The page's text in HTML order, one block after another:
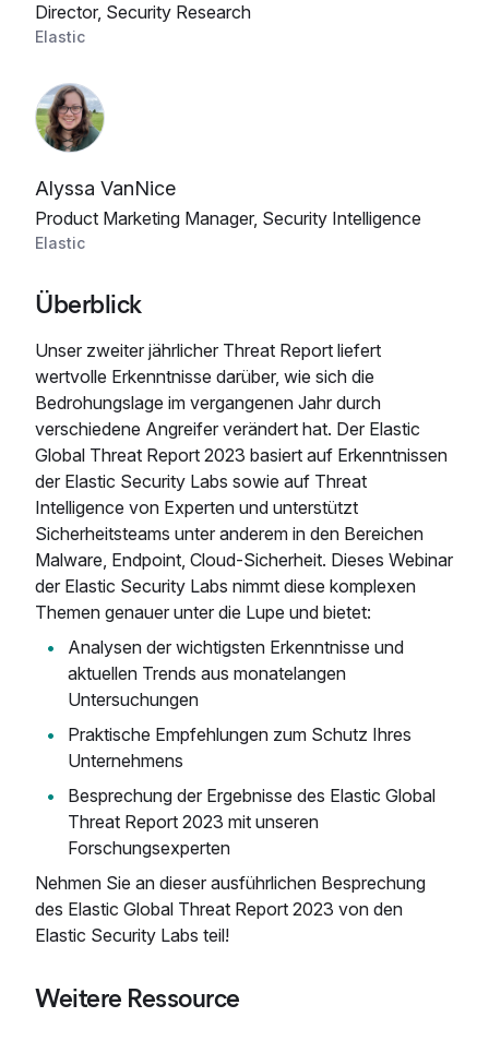
Director, Security Research
Elastic
Alyssa VanNice
Product Marketing Manager, Security Intelligence
Elastic
Überblick
Unser zweiter jährlicher Threat Report liefert
wertvolle Erkenntnisse darüber, wie sich die
Bedrohungslage im vergangenen Jahr durch
verschiedene Angreifer verändert hat. Der Elastic
Global Threat Report 2023 basiert auf Erkenntnissen
der Elastic Security Labs sowie auf Threat
Intelligence von Experten und unterstützt
Sicherheitsteams unter anderem in den Bereichen
Malware, Endpoint, Cloud-Sicherheit. Dieses Webinar
der Elastic Security Labs nimmt diese komplexen
Themen genauer unter die Lupe und bietet:
Analysen der wichtigsten Erkenntnisse und
aktuellen Trends aus monatelangen
Untersuchungen
Praktische Empfehlungen zum Schutz Ihres
Unternehmens
Besprechung der Ergebnisse des Elastic Global
Threat Report 2023 mit unseren
Forschungsexperten
Nehmen Sie an dieser ausführlichen Besprechung
des Elastic Global Threat Report 2023 von den
Elastic Security Labs teil!
Weitere Ressource